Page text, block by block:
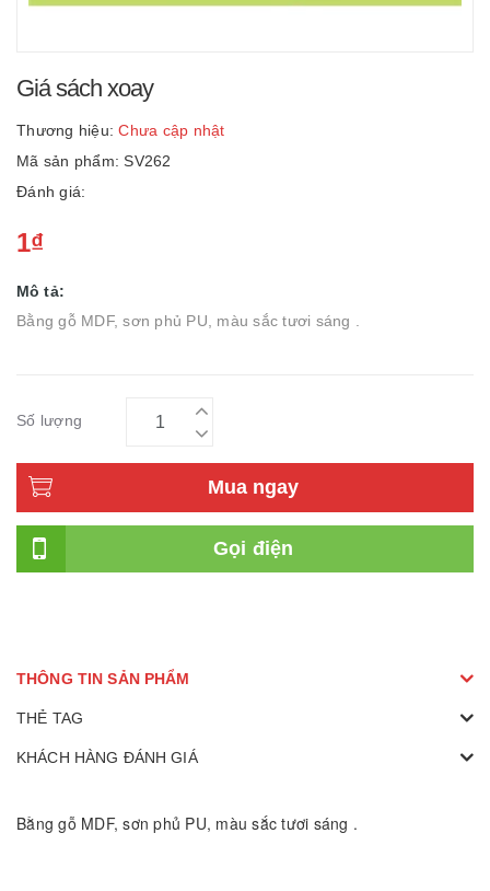
Giá sách xoay
Thương hiệu: Chưa cập nhật
Mã sản phẩm: SV262
Đánh giá:
1₫
Mô tả:
Số lượng
Mua ngay
Gọi điện
THÔNG TIN SẢN PHẨM
THẺ TAG
KHÁCH HÀNG ĐÁNH GIÁ
Bằng gỗ MDF, sơn phủ PU, màu sắc tươi sáng .